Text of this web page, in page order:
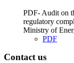
PDF- Audit on
regulatory
Ministry of
PDF
Contact us